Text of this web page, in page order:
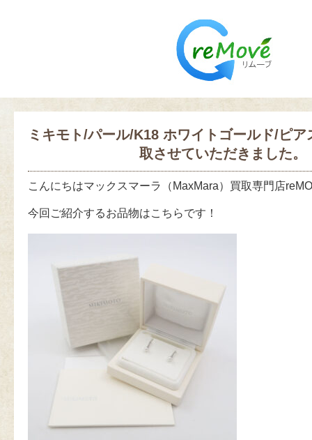
ミキモト/パール/K18 ホワイトゴールド/ピア
取させていただきました。
こんにちはマックスマーラ（MaxMara）買取専門店
今回ご紹介するお品物はこちらです！